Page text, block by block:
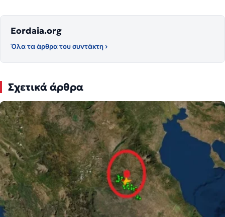
Eordaia.org
Όλα τα άρθρα του συντάκτη ›
Σχετικά άρθρα